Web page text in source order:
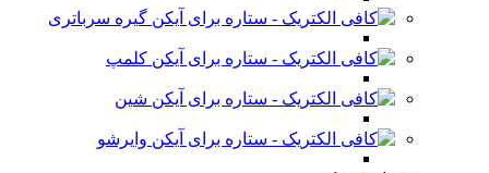
گیره سرباتری
کلمپ
شین
وایرشو